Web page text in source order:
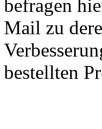
befragen
Mail zu
bestellten